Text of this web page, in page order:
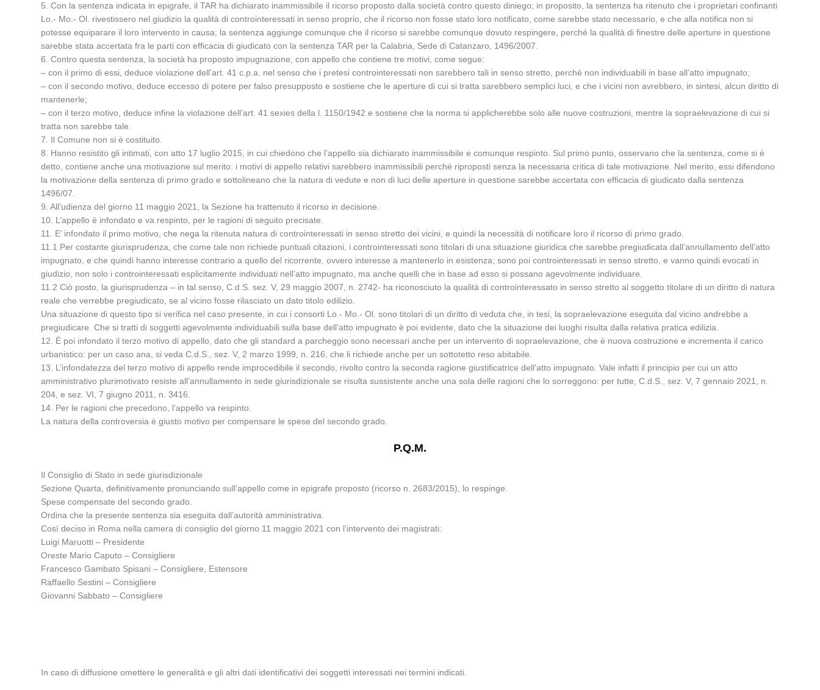
5. Con la sentenza indicata in epigrafe, il TAR ha dichiarato inammissibile il ricorso proposto dalla società contro questo diniego; in proposito, la sentenza ha ritenuto che i proprietari confinanti
Lo.- Mo.- Ol. rivestissero nel giudizio la qualità di controinteressati in senso proprio, che il ricorso non fosse stato loro notificato, come sarebbe stato necessario, e che alla notifica non si
potesse equiparare il loro intervento in causa; la sentenza aggiunge comunque che il ricorso si sarebbe comunque dovuto respingere, perché la qualità di finestre delle aperture in questione
sarebbe stata accertata fra le parti con efficacia di giudicato con la sentenza TAR per la Calabria, Sede di Catanzaro, 1496/2007.
6. Contro questa sentenza, la società ha proposto impugnazione, con appello che contiene tre motivi, come segue:
– con il primo di essi, deduce violazione dell’art. 41 c.p.a. nel senso che i pretesi controinteressati non sarebbero tali in senso stretto, perché non individuabili in base all’atto impugnato;
– con il secondo motivo, deduce eccesso di potere per falso presupposto e sostiene che le aperture di cui si tratta sarebbero semplici luci, e che i vicini non avrebbero, in sintesi, alcun diritto di
mantenerle;
– con il terzo motivo, deduce infine la violazione dell’art. 41 sexies della l. 1150/1942 e sostiene che la norma si applicherebbe solo alle nuove costruzioni, mentre la sopraelevazione di cui si
tratta non sarebbe tale.
7. Il Comune non si è costituito.
8. Hanno resistito gli intimati, con atto 17 luglio 2015, in cui chiedono che l’appello sia dichiarato inammissibile e comunque respinto. Sul primo punto, osservano che la sentenza, come si è
detto, contiene anche una motivazione sul merito: i motivi di appello relativi sarebbero inammissibili perché riproposti senza la necessaria critica di tale motivazione. Nel merito, essi difendono
la motivazione della sentenza di primo grado e sottolineano che la natura di vedute e non di luci delle aperture in questione sarebbe accertata con efficacia di giudicato dalla sentenza
1496/07.
9. All’udienza del giorno 11 maggio 2021, la Sezione ha trattenuto il ricorso in decisione.
10. L’appello è infondato e va respinto, per le ragioni di seguito precisate.
11. E’ infondato il primo motivo, che nega la ritenuta natura di controinteressati in senso stretto dei vicini, e quindi la necessità di notificare loro il ricorso di primo grado.
11.1 Per costante giurisprudenza, che come tale non richiede puntuali citazioni, i controinteressati sono titolari di una situazione giuridica che sarebbe pregiudicata dall’annullamento dell’atto
impugnato, e che quindi hanno interesse contrario a quello del ricorrente, ovvero interesse a mantenerlo in esistenza; sono poi controinteressati in senso stretto, e vanno quindi evocati in
giudizio, non solo i controinteressati esplicitamente individuati nell’atto impugnato, ma anche quelli che in base ad esso si possano agevolmente individuare.
11.2 Ciò posto, la giurisprudenza – in tal senso, C.d.S. sez. V, 29 maggio 2007, n. 2742- ha riconosciuto la qualità di controinteressato in senso stretto al soggetto titolare di un diritto di natura
reale che verrebbe pregiudicato, se al vicino fosse rilasciato un dato titolo edilizio.
Una situazione di questo tipo si verifica nel caso presente, in cui i consorti Lo.- Mo.- Ol. sono titolari di un diritto di veduta che, in tesi, la sopraelevazione eseguita dal vicino andrebbe a
pregiudicare. Che si tratti di soggetti agevolmente individuabili sulla base dell’atto impugnato è poi evidente, dato che la situazione dei luoghi risulta dalla relativa pratica edilizia.
12. È poi infondato il terzo motivo di appello, dato che gli standard a parcheggio sono necessari anche per un intervento di sopraelevazione, che è nuova costruzione e incrementa il carico
urbanistico: per un caso ana, si veda C.d.S., sez. V, 2 marzo 1999, n. 216, che li richiede anche per un sottotetto reso abitabile.
13. L’infondatezza del terzo motivo di appello rende improcedibile il secondo, rivolto contro la seconda ragione giustificatrice dell’atto impugnato. Vale infatti il principio per cui un atto
amministrativo plurimotivato resiste all’annullamento in sede giurisdizionale se risulta sussistente anche una sola delle ragioni che lo sorreggono: per tutte, C.d.S., sez. V, 7 gennaio 2021, n.
204, e sez. VI, 7 giugno 2011, n. 3416.
14. Per le ragioni che precedono, l’appello va respinto.
La natura della controversia è giusto motivo per compensare le spese del secondo grado.
P.Q.M.
Il Consiglio di Stato in sede giurisdizionale
Sezione Quarta, definitivamente pronunciando sull’appello come in epigrafe proposto (ricorso n. 2683/2015), lo respinge.
Spese compensate del secondo grado.
Ordina che la presente sentenza sia eseguita dall’autorità amministrativa.
Così deciso in Roma nella camera di consiglio del giorno 11 maggio 2021 con l’intervento dei magistrati:
Luigi Maruotti – Presidente
Oreste Mario Caputo – Consigliere
Francesco Gambato Spisani – Consigliere, Estensore
Raffaello Sestini – Consigliere
Giovanni Sabbato – Consigliere
In caso di diffusione omettere le generalità e gli altri dati identificativi dei soggetti interessati nei termini indicati.